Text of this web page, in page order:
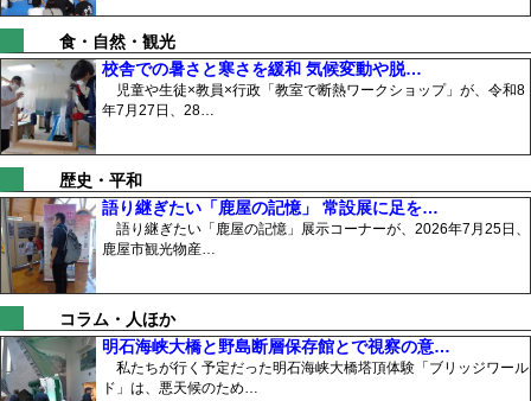
食・自然・観光
校舎での暑さと寒さを緩和 気候変動や脱…
児童や生徒×教員×行政「教室で断熱ワークショップ」が、令和8
年7月27日、28…
歴史・平和
語り継ぎたい「鹿屋の記憶」 常設展に足を…
語り継ぎたい「鹿屋の記憶」展示コーナーが、2026年7月25日、
鹿屋市観光物産…
コラム・人ほか
明石海峡大橋と野島断層保存館とで視察の意…
私たちが行く予定だった明石海峡大橋塔頂体験「ブリッジワール
ド」は、悪天候のため…